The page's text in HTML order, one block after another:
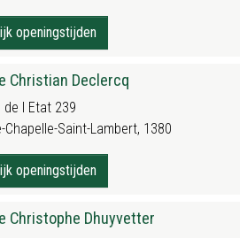
openingstijden
Christian Declercq
de l Etat 239
Chapelle-Saint-Lambert, 1380
openingstijden
Christophe Dhuyvetter